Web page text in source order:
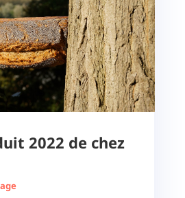
2022 de chez